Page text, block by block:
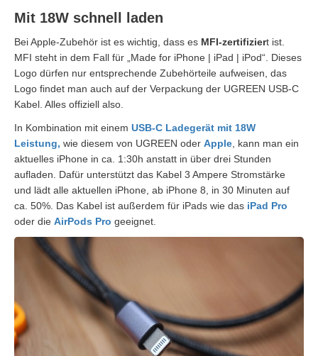
Mit 18W schnell laden
Bei Apple-Zubehör ist es wichtig, dass es MFI-zertifiziert ist.
MFI steht in dem Fall für „Made for iPhone | iPad | iPod“. Dieses
Logo dürfen nur entsprechende Zubehörteile aufweisen, das
Logo findet man auch auf der Verpackung der UGREEN USB-C
Kabel. Alles offiziell also.
In Kombination mit einem USB-C Ladegerät mit 18W
Leistung, wie diesem von UGREEN oder Apple , kann man ein
aktuelles iPhone in ca. 1:30h anstatt in über drei Stunden
aufladen. Dafür unterstützt das Kabel 3 Ampere Stromstärke
und lädt alle aktuellen iPhone, ab iPhone 8, in 30 Minuten auf
ca. 50%. Das Kabel ist außerdem für iPads wie das iPad Pro
oder die AirPods Pro geeignet.